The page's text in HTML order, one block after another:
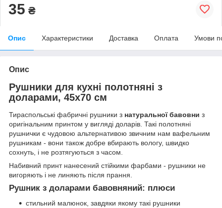
35 ₴
Опис Характеристики Доставка Оплата Умови
Опис
Рушники для кухні полотняні з
доларами, 45х70 см
Тираспольські фабричні рушники з натуральної бавовни з
оригінальним принтом у вигляді доларів. Такі полотняні
рушнички є чудовою альтернативою звичним нам вафельним
рушникам - вони також добре вбирають вологу, швидко
сохнуть, і не розтягуються з часом.
Набивний принт нанесений стійкими фарбами - рушники не
вигоряють і не линяють після прання.
Рушник з доларами бавовняний: плюси
стильний малюнок, завдяки якому такі рушники